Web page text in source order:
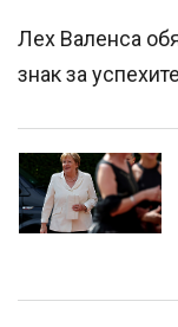
Лех Валенса
знак за